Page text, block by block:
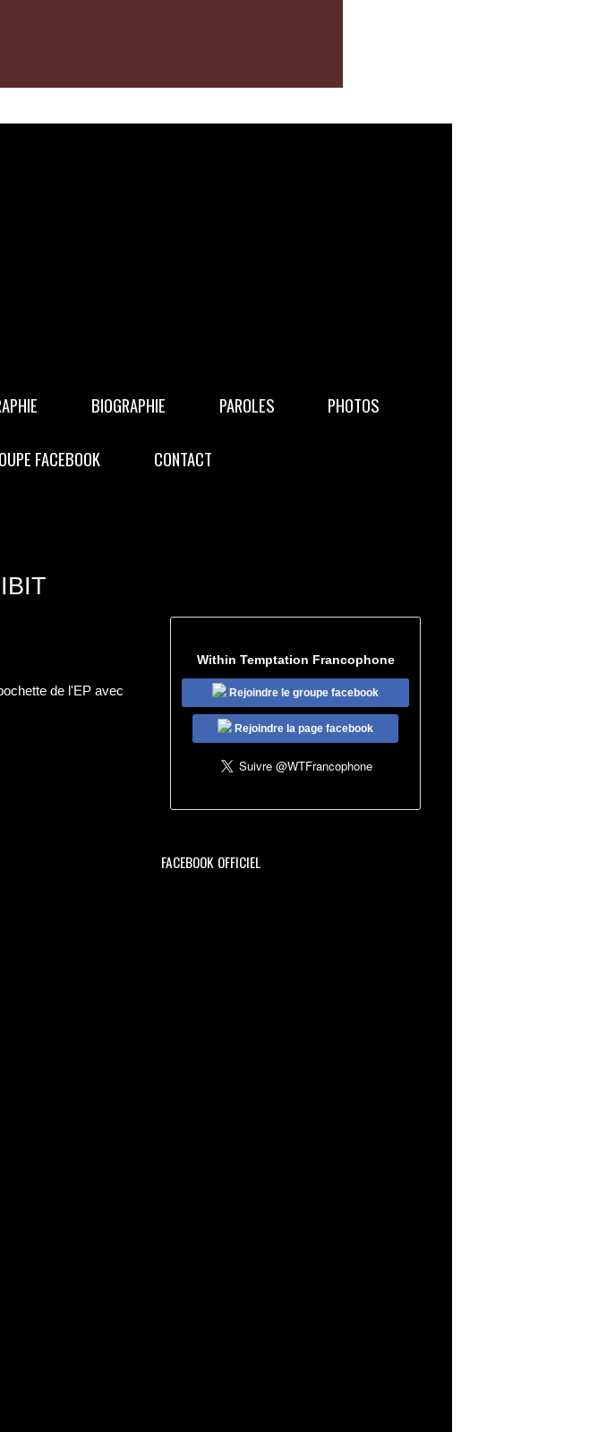
BIOGRAPHIE PAROLES PHOTOS
FACEBOOK CONTACT
de l'EP avec
Within Temptation Francophone
Rejoindre le groupe facebook
Rejoindre la page facebook
FACEBOOK OFFICIEL